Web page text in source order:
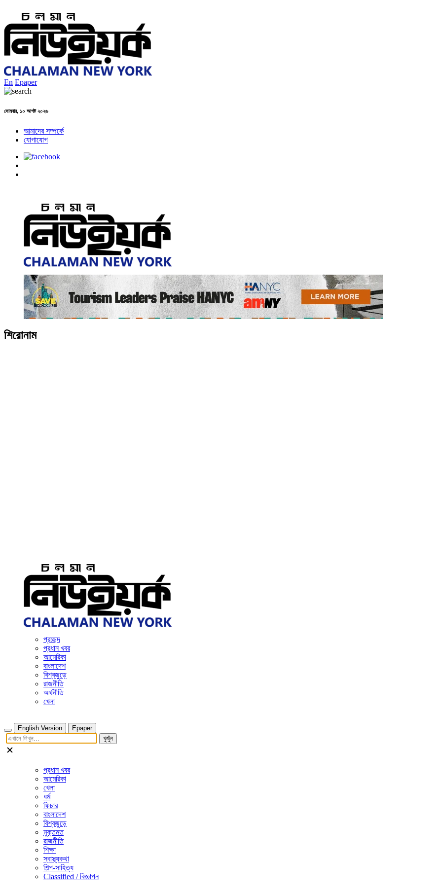
En Epaper
সোমবার, ১০ আগষ্ট ২০২৬
আমাদের সম্পর্কে
যোগাযোগ
শিরোনাম
প্রচ্ছদ
প্রধান খবর
আমেরিকা
বাংলাদেশ
বিশ্বজুড়ে
রাজনীতি
অর্থনীতি
খেলা
English Version
Epaper
খুজুঁন
প্রধান খবর
আমেরিকা
খেলা
ধর্ম
ফিচার
বাংলাদেশ
বিশ্বজুড়ে
মুক্তমত
রাজনীতি
শিক্ষা
স্বাস্থ্যকথা
শিল্প-সাহিত্য
Classified / বিজ্ঞাপন